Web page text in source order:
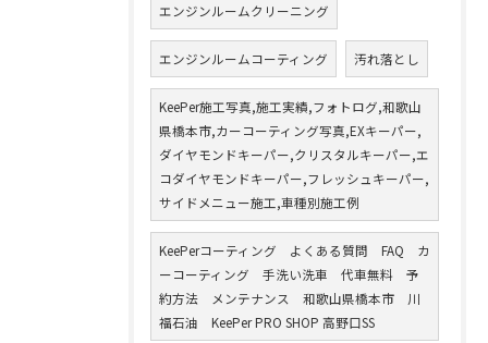
エンジンルームクリーニング
エンジンルームコーティング 汚れ落とし
KeePer施工写真,施工実績,フォトログ,和歌山
県橋本市,カーコーティング写真,EXキーパー,
ダイヤモンドキーパー,クリスタルキーパー,エ
コダイヤモンドキーパー,フレッシュキーパー,
サイドメニュー施工,車種別施工例
KeePerコーティング よくある質問 FAQ カ
ーコーティング 手洗い洗車 代車無料 予
約方法 メンテナンス 和歌山県橋本市 川
福石油 KeePer PRO SHOP 高野口SS